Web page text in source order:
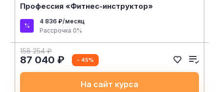
Профессия «Фитнес-инструктор»
4 836 ₽/месяц
Рассрочка 0%
158 254 ₽
87 040 ₽ - 45%
На сайт курса